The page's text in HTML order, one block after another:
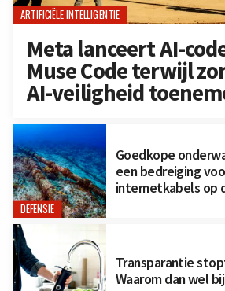
ARTIFICIËLE INTELLIGENTIE
Meta lanceert AI-
Muse Code terwijl
AI-veiligheid
DEFENSIE
Goedkope
een bedreiging
internetkabels op
Transparantie
Waarom dan wel